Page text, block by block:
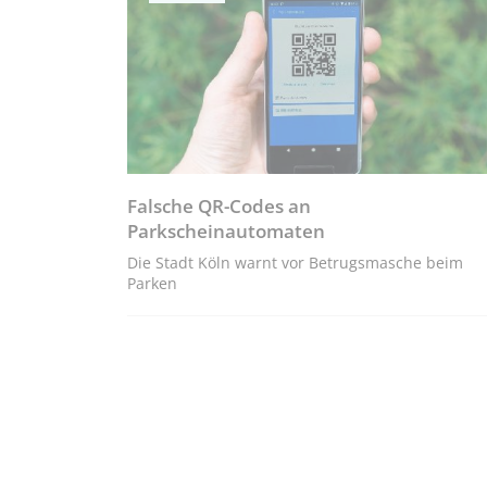
Falsche QR-Codes an
Parkscheinautomaten
Die Stadt Köln warnt vor Betrugsmasche beim
Parken